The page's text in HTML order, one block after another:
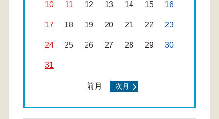
10 11 12 13 14 15 16
17 18 19 20 21 22 23
24 25 26 27 28 29 30
31
前月 次月